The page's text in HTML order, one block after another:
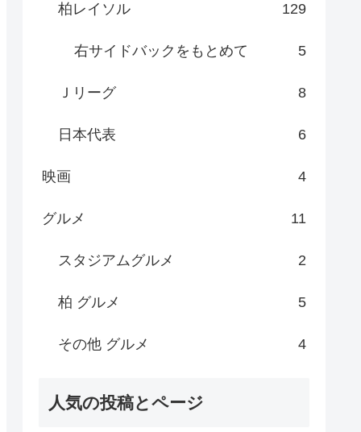
柏レイソル 129
右サイドバックをもとめて 5
Ｊリーグ 8
日本代表 6
映画 4
グルメ 11
スタジアムグルメ 2
柏 グルメ 5
その他 グルメ 4
人気の投稿とページ